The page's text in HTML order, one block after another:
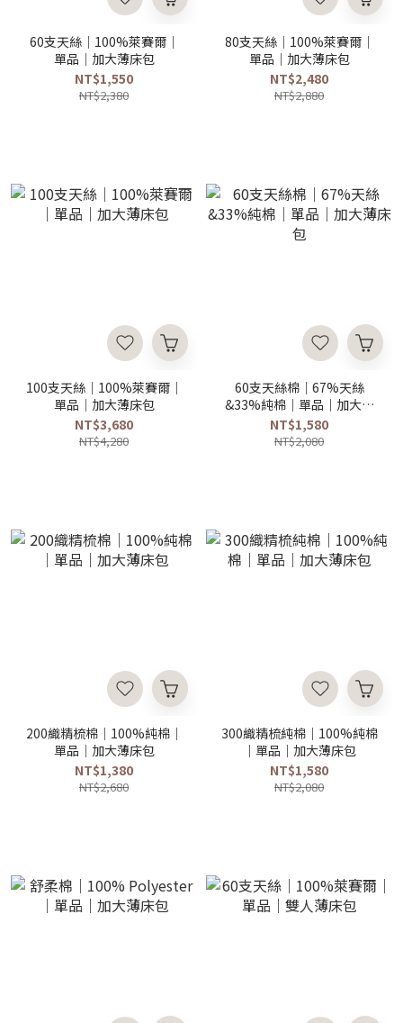
60支天絲｜100%萊賽爾｜
單品｜加大薄床包
NT$1,550
NT$2,380
80支天絲｜100%萊賽爾｜
單品｜加大薄床包
NT$2,480
NT$2,880
100支天絲｜100%萊賽爾｜
單品｜加大薄床包
NT$3,680
NT$4,280
60支天絲棉｜67%天絲
&33%純棉｜單品｜加大薄
床包
NT$1,580
NT$2,080
200織精梳棉｜100%純棉｜
單品｜加大薄床包
NT$1,380
NT$2,680
300織精梳純棉｜100%純棉
｜單品｜加大薄床包
NT$1,580
NT$2,080